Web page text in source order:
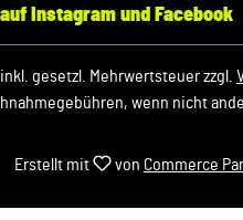
auf Instagram und Facebook
gesetzl. Mehrwertsteuer zzgl.
wenn nicht
Erstellt mit von Commerce